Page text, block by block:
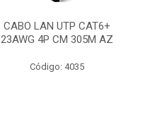
CABO LAN UTP CAT6+
23AWG 4P CM 305M AZ
Código: 4035